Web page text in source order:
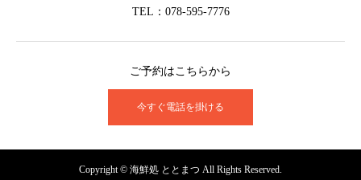
TEL：078-595-7776
ご予約はこちらから
今すぐ電話を掛ける
Copyright © 海鮮処 ととまつ All Rights Reserved.